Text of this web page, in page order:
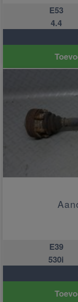
E53
4.4
E39
530i